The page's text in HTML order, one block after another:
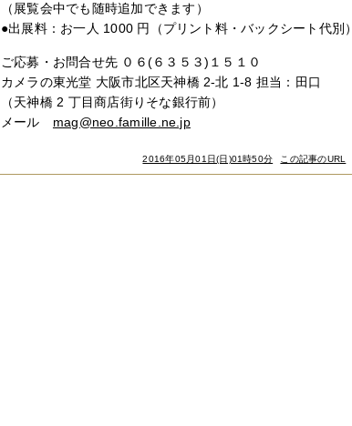
（展覧会中でも随時追加できます）
●出展料：お一人 1000 円（プリント料・バックシート代別）
ご応募・お問合せ先 ０６(６３５３)１５１０
カメラの東光堂 大阪市北区天神橋 2-北 1-8 担当：田口
（天神橋 2 丁目商店街りそな銀行前）
メール mag@neo.famille.ne.jp
2016年05月01日(日)01時50分 この記事のURL